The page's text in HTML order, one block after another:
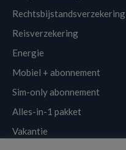
Rechtsbijstandsverzekering
Reisverzekering
Energie
Mobiel + abonnement
Sim-only abonnement
Alles-in-1 pakket
Vakantie